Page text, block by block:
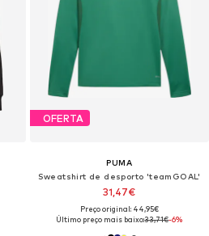
OFERTA
PUMA
Sweatshirt de desporto 'teamGOAL'
31,47€
Preço original: 44,95€
Último preço mais baixo:33,71€-6%